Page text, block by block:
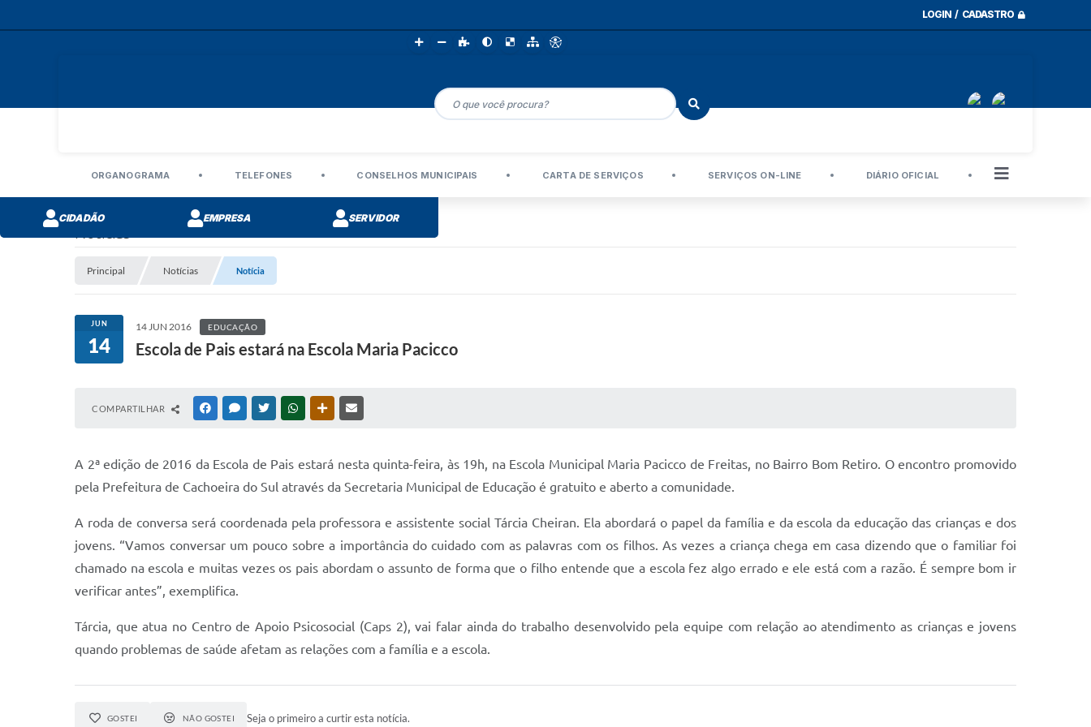
LOGIN / CADASTRO
ORGANOGRAMA TELEFONES CONSELHOS MUNICIPAIS CARTA DE SERVIÇOS SERVIÇOS ON-LINE DIÁRIO OFICIAL
CIDADÃO EMPRESA SERVIDOR
Principal Notícias Notícia
JUN
14
14 JUN 2016 EDUCAÇÃO
Escola de Pais estará na Escola Maria Pacicco
COMPARTILHAR FACEBOOKMESSENGER
TWITTERWHATSAPPOUTRAS MÍDIAS
A 2ª edição de 2016 da Escola de Pais estará nesta quinta-feira, às 19h, na Escola Municipal Maria Pacicco de Freitas, no Bairro Bom Retiro. O encontro promovido
pela Prefeitura de Cachoeira do Sul através da Secretaria Municipal de Educação é gratuito e aberto a comunidade.
A roda de conversa será coordenada pela professora e assistente social Tárcia Cheiran. Ela abordará o papel da família e da escola da educação das crianças e dos
jovens. “Vamos conversar um pouco sobre a importância do cuidado com as palavras com os filhos. As vezes a criança chega em casa dizendo que o familiar foi
chamado na escola e muitas vezes os pais abordam o assunto de forma que o filho entende que a escola fez algo errado e ele está com a razão. É sempre bom ir
verificar antes”, exemplifica.
Tárcia, que atua no Centro de Apoio Psicosocial (Caps 2), vai falar ainda do trabalho desenvolvido pela equipe com relação ao atendimento as crianças e jovens
quando problemas de saúde afetam as relações com a família e a escola.
GOSTEI NÃO GOSTEI Seja o primeiro a curtir esta notícia.